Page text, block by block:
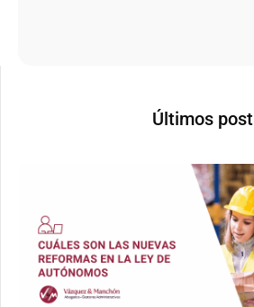
Últimos post